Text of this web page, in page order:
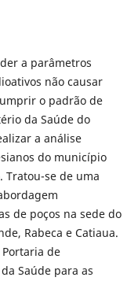
a parâmetros
não causar
o padrão de
da Saúde do
a análise
do município
Tratou-se de uma
de poços na sede do
Rabeca e Catiaua.
de
Saúde para as